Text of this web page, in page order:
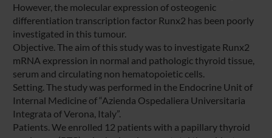
However, the molecular expression of osteogenic
differentiation transcription factor Runx2 has been poorly
investigated in this tumour.
Objective. The aim of this study was to investigate Runx2
mRNA expression in normal and pathologic thyroid tissue,
serum and circulating non hematopoietic cells.
Setting. The study was performed in the Endocrine Unit of
Internal Medicine of “Azienda Ospedaliera Universitaria
Integrata of Verona, Italy”.
Patients. We enrolled 12 patients with a papillary thyroid